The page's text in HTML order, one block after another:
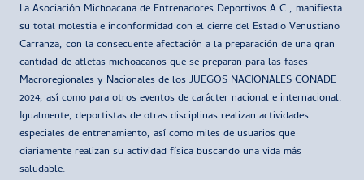
La Asociación Michoacana de Entrenadores Deportivos A.C., manifiesta
su total molestia e inconformidad con el cierre del Estadio Venustiano
Carranza, con la consecuente afectación a la preparación de una gran
cantidad de atletas michoacanos que se preparan para las fases
Macroregionales y Nacionales de los JUEGOS NACIONALES CONADE
2024, así como para otros eventos de carácter nacional e internacional.
Igualmente, deportistas de otras disciplinas realizan actividades
especiales de entrenamiento, así como miles de usuarios que
diariamente realizan su actividad física buscando una vida más
saludable.